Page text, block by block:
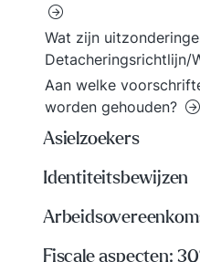
Wat zijn
Detacheringsrichtlijn/
Aan welke
worden gehouden?
Asielzoekers
Identiteitsbewijzen
Fiscale aspecten: